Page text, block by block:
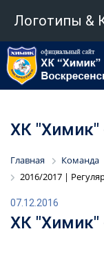
Логотипы &
ХК "Химик"
Главная Команда
2016/2017 |
07.12.2016
ХК "Химик"